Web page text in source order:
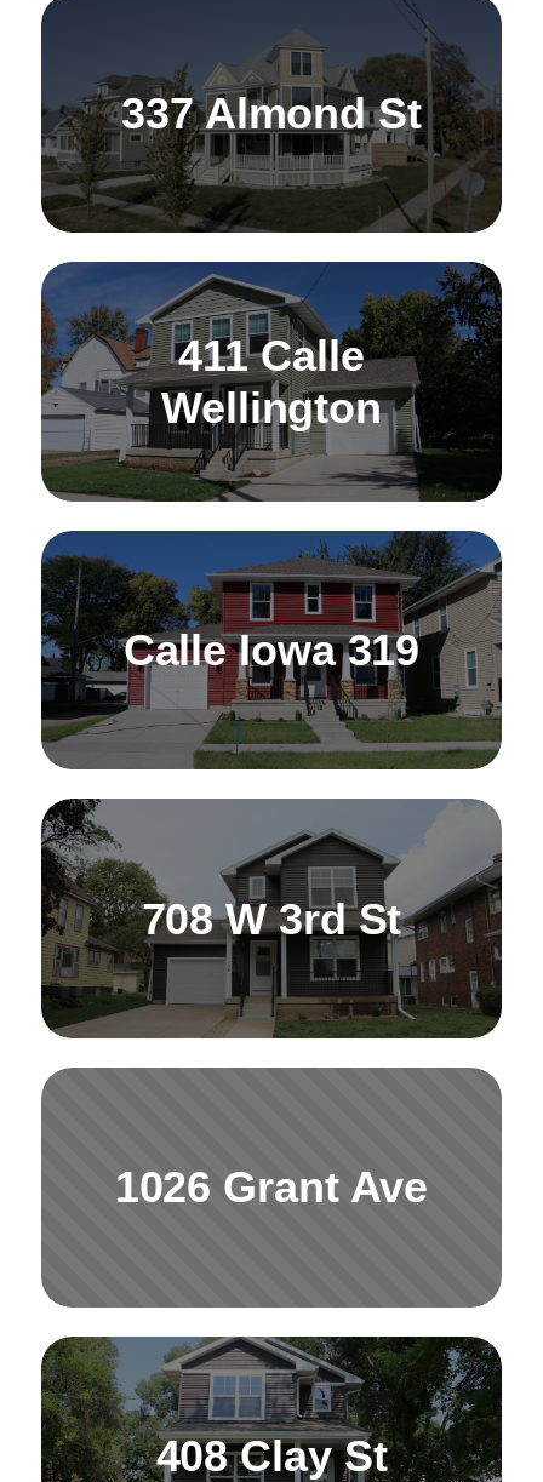
337 Almond St
411 Calle
Wellington
Calle Iowa 319
708 W 3rd St
1026 Grant Ave
408 Clay St